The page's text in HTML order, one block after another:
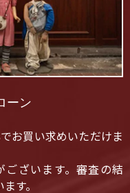
ーン
お買い求めいただけま
ございます。審査の結
す。